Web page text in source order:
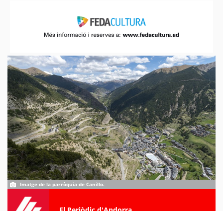
Imatge de la parròquia de Canillo.